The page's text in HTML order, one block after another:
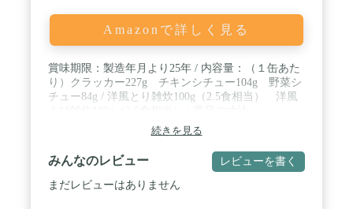
Amazonで詳しく見る
賞味期限：製造年月より25年 / 内容量：（１缶あた
り）クラッカー227g チキンシチュー104g 野菜シ
チュー84g / 洋風とり雑炊100g（2.5食相当） 洋風
31.8×21.2×13.5cm（ケース） Φ10.3×12cm（缶）※
日本規格2号缶相当 / 付属品：缶切りを全ての缶に
添付
続きを見る
みんなのレビュー レビューを書く
まだレビューはありません